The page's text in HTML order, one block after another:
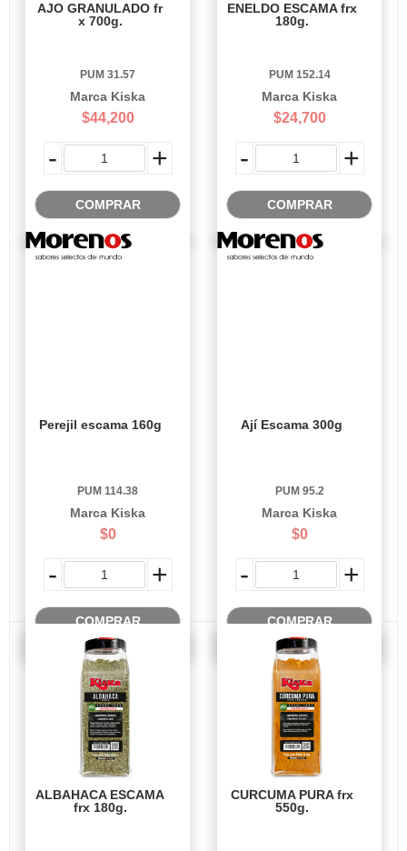
AJO GRANULADO fr
x 700g.
PUM 31.57
Marca Kiska
$44,200
- +
COMPRAR
ENELDO ESCAMA frx
180g.
PUM 152.14
Marca Kiska
$24,700
- +
COMPRAR
Perejil escama 160g
PUM 114.38
Marca Kiska
$0
- +
COMPRAR
Ají Escama 300g
PUM 95.2
Marca Kiska
$0
- +
COMPRAR
ALBAHACA ESCAMA
frx 180g.
CURCUMA PURA frx
550g.